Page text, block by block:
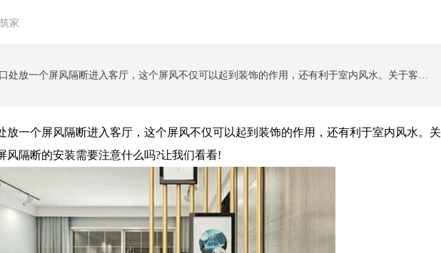
家
很多人喜欢在玄关的入口处放一个屏风隔断进入客厅，这个屏风不仅可以起到装饰的作用，还有利于室内风水。关于客厅屏风隔断，你知道客厅屏风隔断的安装需要注意什么吗?让我们看看!
一个屏风隔断进入客厅，这个屏风不仅可以起到装饰的作用，还有利于室内风水。关
风隔断的安装需要注意什么吗?让我们看看!